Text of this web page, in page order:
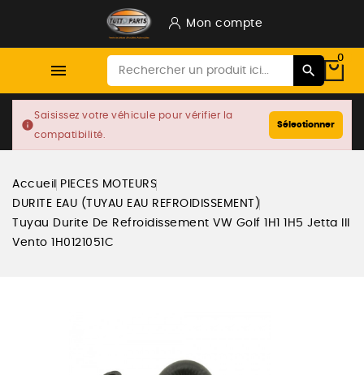
Mon compte

0
info
Saisissez votre véhicule pour vérifier la
compatibilité.
Sélectionner
Accueil
PIECES MOTEURS
DURITE EAU (TUYAU EAU REFROIDISSEMENT)
Tuyau Durite De Refroidissement VW Golf 1H1 1H5 Jetta III
Vento 1H0121051C